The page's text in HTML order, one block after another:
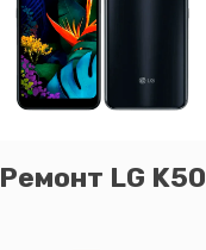
Ремонт LG K50